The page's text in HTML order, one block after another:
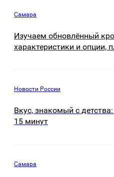
Самара
Изучаем обновлённый
характеристики и опции,
Новости России
Вкус, знакомый с
15 минут
Самара